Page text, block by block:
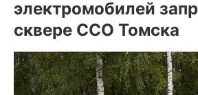
электромобилей
сквере ССО Томска